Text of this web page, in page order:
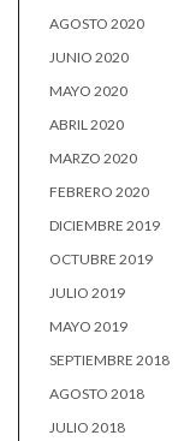
AGOSTO 2020
JUNIO 2020
MAYO 2020
ABRIL 2020
MARZO 2020
FEBRERO 2020
DICIEMBRE 2019
OCTUBRE 2019
JULIO 2019
MAYO 2019
SEPTIEMBRE 2018
AGOSTO 2018
JULIO 2018